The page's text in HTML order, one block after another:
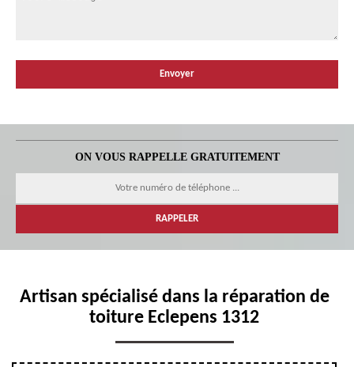
ON VOUS RAPPELLE GRATUITEMENT
Artisan spécialisé dans la réparation de
toiture Eclepens 1312